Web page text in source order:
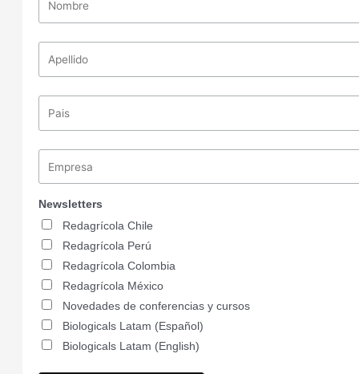
Newsletters
Redagrícola Chile
Redagrícola Perú
Redagrícola Colombia
Redagrícola México
Novedades de conferencias y cursos
Biologicals Latam (Español)
Biologicals Latam (English)